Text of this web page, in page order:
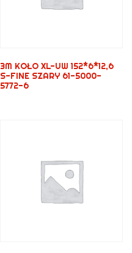
3M KOŁO XL-UW 152*6*12,6
S-FINE SZARY 61-5000-
5772-6